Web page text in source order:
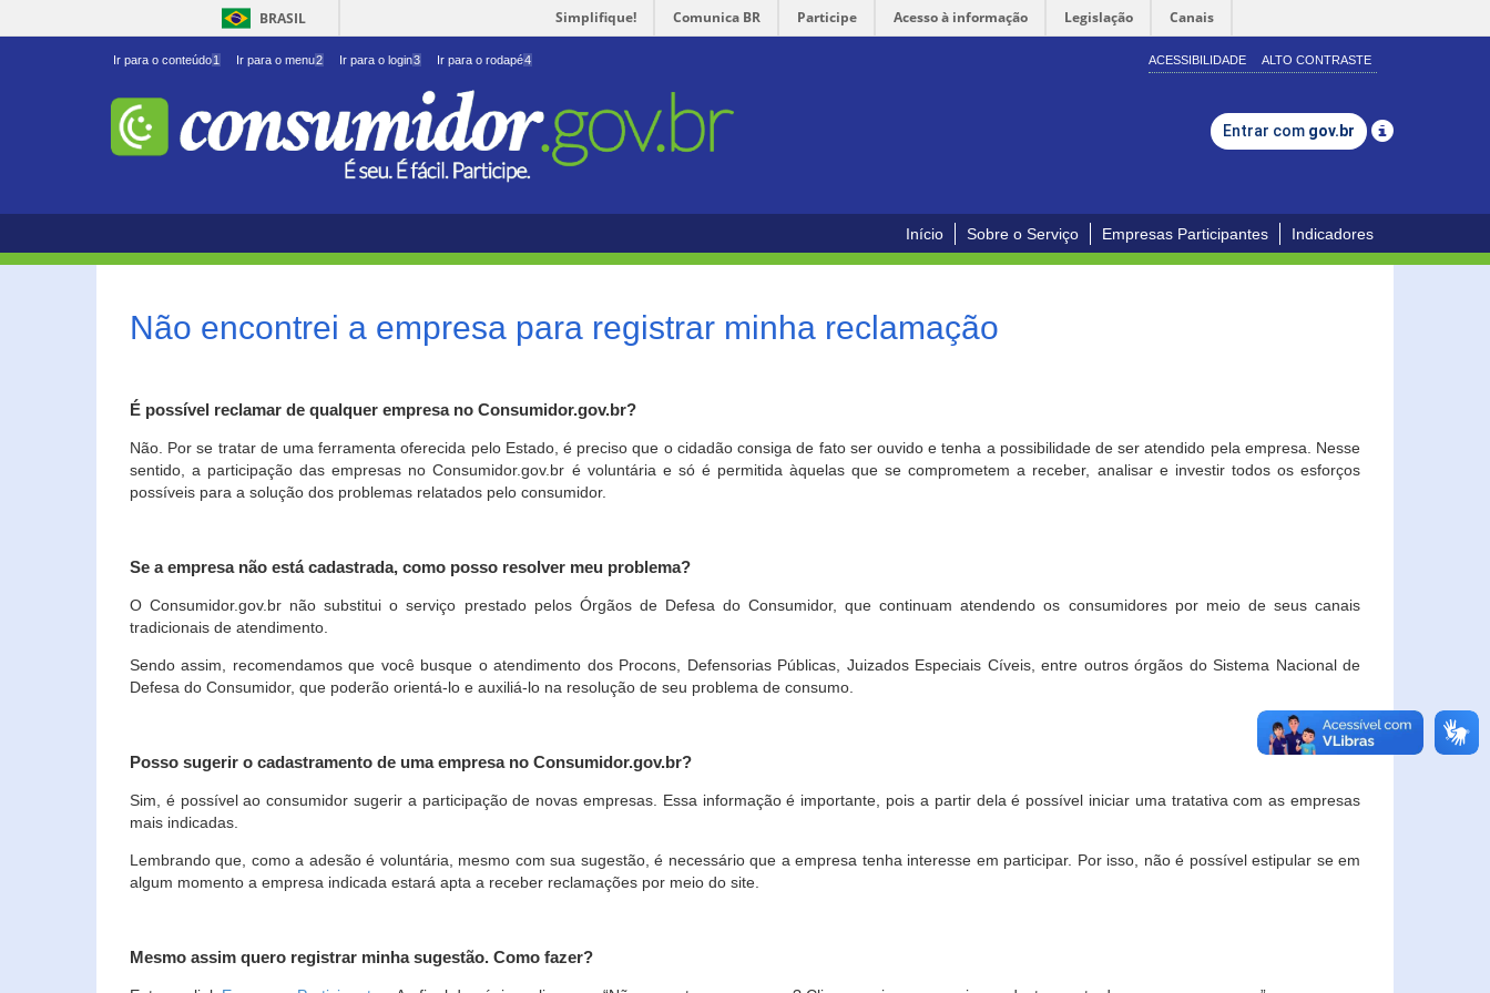
BRASIL Simplifique! Comunica BR Participe Acesso à informação Legislação Canais
Ir para o conteúdo1 Ir para o menu2 Ir para o login3 Ir para o rodapé4 ACESSIBILIDADE ALTO CONTRASTE
Entrar com gov.br
Início Sobre o Serviço Empresas Participantes Indicadores
Não encontrei a empresa para registrar minha reclamação
É possível reclamar de qualquer empresa no Consumidor.gov.br?
Não. Por se tratar de uma ferramenta oferecida pelo Estado, é preciso que o cidadão consiga de fato ser ouvido e tenha a possibilidade de ser atendido pela empresa. Nesse
sentido, a participação das empresas no Consumidor.gov.br é voluntária e só é permitida àquelas que se comprometem a receber, analisar e investir todos os esforços
possíveis para a solução dos problemas relatados pelo consumidor.
Se a empresa não está cadastrada, como posso resolver meu problema?
O Consumidor.gov.br não substitui o serviço prestado pelos Órgãos de Defesa do Consumidor, que continuam atendendo os consumidores por meio de seus canais
tradicionais de atendimento.
Sendo assim, recomendamos que você busque o atendimento dos Procons, Defensorias Públicas, Juizados Especiais Cíveis, entre outros órgãos do Sistema Nacional de
Defesa do Consumidor, que poderão orientá-lo e auxiliá-lo na resolução de seu problema de consumo.
Posso sugerir o cadastramento de uma empresa no Consumidor.gov.br?
Sim, é possível ao consumidor sugerir a participação de novas empresas. Essa informação é importante, pois a partir dela é possível iniciar uma tratativa com as empresas
mais indicadas.
Lembrando que, como a adesão é voluntária, mesmo com sua sugestão, é necessário que a empresa tenha interesse em participar. Por isso, não é possível estipular se em
algum momento a empresa indicada estará apta a receber reclamações por meio do site.
Mesmo assim quero registrar minha sugestão. Como fazer?